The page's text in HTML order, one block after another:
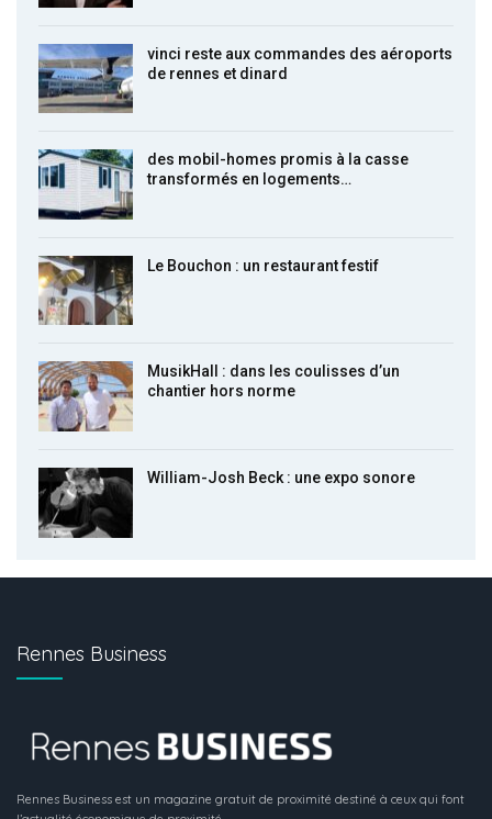
vinci reste aux commandes des aéroports
de rennes et dinard
des mobil-homes promis à la casse
transformés en logements…
Le Bouchon : un restaurant festif
MusikHall : dans les coulisses d’un
chantier hors norme
William-Josh Beck : une expo sonore
Rennes Business
Rennes Business est un magazine gratuit de proximité destiné à ceux qui font